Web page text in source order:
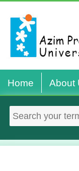
Home About